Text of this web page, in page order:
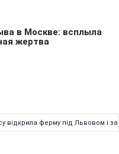
відкрила ферму під Львовом і